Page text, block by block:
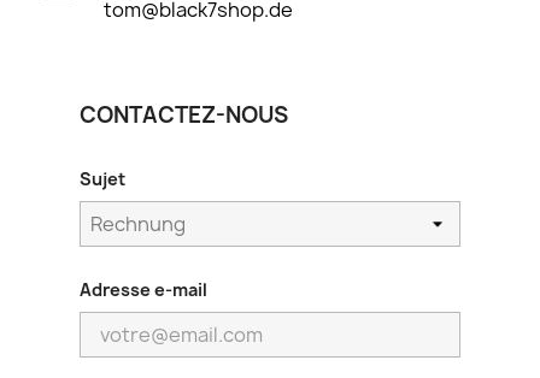
tom@black7shop.de
CONTACTEZ-NOUS
Sujet
Adresse e-mail